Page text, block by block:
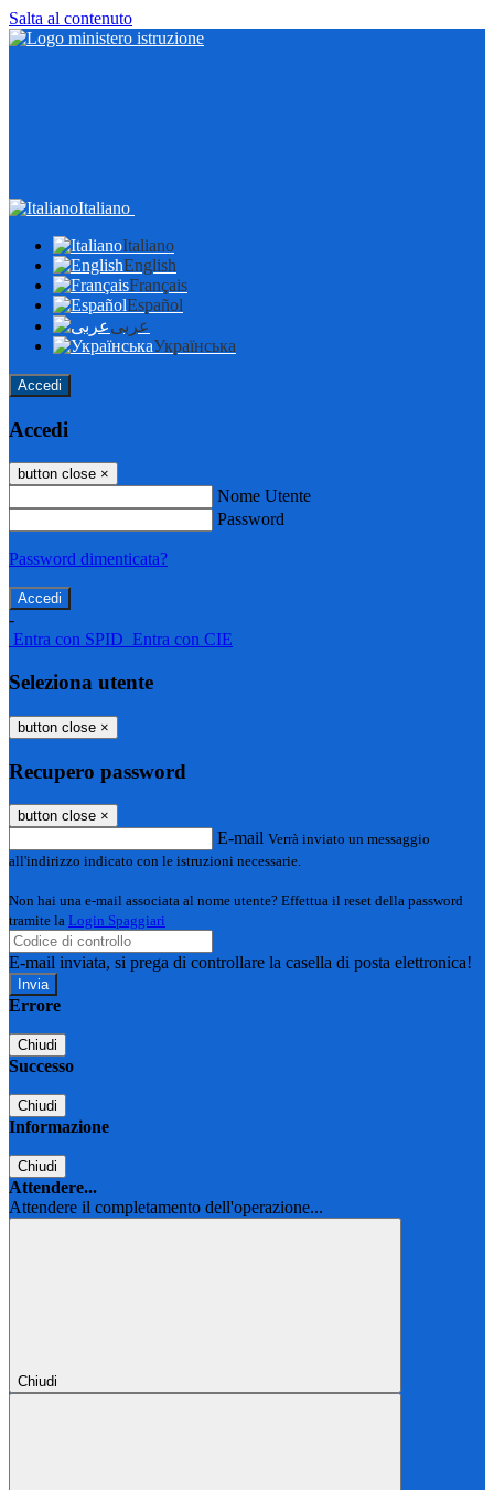
Salta al contenuto
Italiano
Italiano
English
Français
Español
عربى
Українська
Accedi
Accedi
button close ×
Nome Utente
Password
Password dimenticata?
-
Entra con SPID Entra con CIE
Seleziona utente
button close ×
Recupero password
button close ×
E-mail Verrà inviato un messaggio
all'indirizzo indicato con le istruzioni necessarie.
Non hai una e-mail associata al nome utente? Effettua il reset della password
tramite la Login Spaggiari
E-mail inviata, si prega di controllare la casella di posta elettronica!
Errore
Chiudi
Successo
Chiudi
Informazione
Chiudi
Attendere...
Attendere il completamento dell'operazione...
Chiudi